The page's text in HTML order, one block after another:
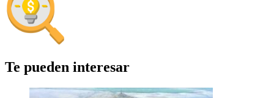
Te pueden interesar